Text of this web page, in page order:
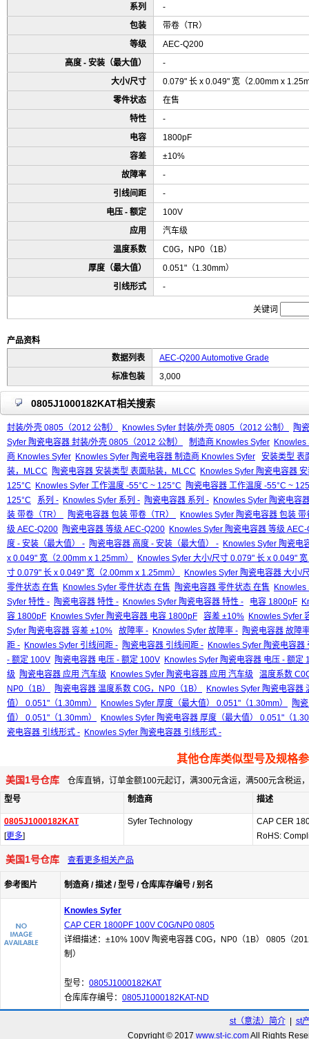
系列
-
包装
带卷（TR）
等级
AEC-Q200
高度 - 安装（最大值）
-
大小/尺寸
0.079" 长 x 0.049" 宽（2.00mm x
零件状态
在售
特性
-
电容
1800pF
容差
±10%
故障率
-
引线间距
-
电压 - 额定
100V
应用
汽车级
温度系数
C0G，NP0（1B）
厚度（最大值）
0.051"（1.30mm）
引线形式
-
关键词
产品资料
数据列表
AEC-Q200 Automotive Grade
标准包装
3,000
0805J1000182KAT相关搜索
封装/外壳 0805（2012 公制） Knowles Syfer 封装/外壳 0805（2012 公制）
陶
Syfer 陶瓷电容器 封装/外壳 0805（2012 公制）
制造商 Knowles Syfer Knowles
商 Knowles Syfer Knowles Syfer 陶瓷电容器 制造商 Knowles Syfer
安装类型 表
装，MLCC
陶瓷电容器 安装类型 表面贴装，MLCC
Knowles Syfer 陶瓷电容器
125°C
Knowles Syfer 工作温度 -55°C ~ 125°C
陶瓷电容器 工作温度 -55°C ~
125°C
系列 - Knowles Syfer 系列 - 陶瓷电容器 系列 - Knowles Syfer 陶瓷电容
装 带卷（TR）
陶瓷电容器 包装 带卷（TR）
Knowles Syfer 陶瓷电容器 包装
级 AEC-Q200 陶瓷电容器 等级 AEC-Q200 Knowles Syfer 陶瓷电容器 等级
度 - 安装（最大值） - 陶瓷电容器 高度 - 安装（最大值） - Knowles Syfer 陶瓷电
x 0.049" 宽（2.00mm x 1.25mm）
Knowles Syfer 大小/尺寸 0.079" 长 x 0.049"
寸 0.079" 长 x 0.049" 宽（2.00mm x 1.25mm）
Knowles Syfer 陶瓷电容器 大小/
零件状态 在售
Knowles Syfer 零件状态 在售 陶瓷电容器 零件状态 在售
Knowles
Syfer 特性 - 陶瓷电容器 特性 - Knowles Syfer 陶瓷电容器 特性 - 电容 1800pF
容 1800pF Knowles Syfer 陶瓷电容器 电容 1800pF 容差 ±10% Knowles Syfer
Syfer 陶瓷电容器 容差 ±10%
故障率 - Knowles Syfer 故障率 - 陶瓷电容器 故障
距 - Knowles Syfer 引线间距 - 陶瓷电容器 引线间距 - Knowles Syfer 陶瓷电容器
- 额定 100V 陶瓷电容器 电压 - 额定 100V Knowles Syfer 陶瓷电容器 电压 - 额定
级
陶瓷电容器 应用 汽车级 Knowles Syfer 陶瓷电容器 应用 汽车级
温度系数
NP0（1B）
陶瓷电容器 温度系数 C0G，NP0（1B）
Knowles Syfer 陶瓷电容器
值） 0.051"（1.30mm）
Knowles Syfer 厚度（最大值） 0.051"（1.30mm）
陶
值） 0.051"（1.30mm）
Knowles Syfer 陶瓷电容器 厚度（最大值） 0.051"（
瓷电容器 引线形式 - Knowles Syfer 陶瓷电容器 引线形式 -
其他仓库类似型号及规格
美国1号仓库 仓库直销，订单金额100元起订，满300元含运，满500元含税运
型号
制造商 描述
0805J1000182KAT
[更多]
Syfer Technology
CAP CER
RoHS:
美国1号仓库 查看更多相关产品
参考图片 制造商 / 描述 / 型号 / 仓库库存编号 / 别名
Knowles Syfer
CAP CER 1800PF 100V C0G/NP0 0805
详细描述：±10% 100V 陶瓷电容器 C0G，NP0（1B） 0805（
制）
型号： 0805J1000182KAT
仓库库存编号： 0805J1000182KAT-ND
st（意法）简介| st
Copyright © 2017 www.st-ic.comAll Rights